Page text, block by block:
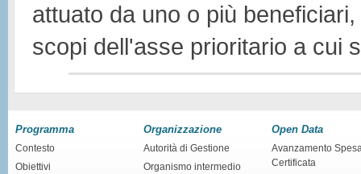
attuato da uno o più
scopi dell'asse prioritario a cui
Programma
Contesto
Obiettivi
Organizzazione
Autorità di Gestione
Organismo intermedio
Open Data
Avanzamento
Certificata